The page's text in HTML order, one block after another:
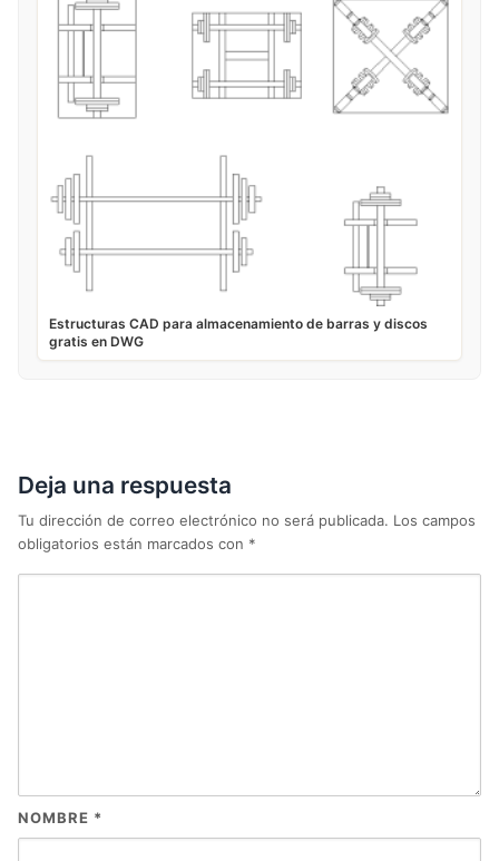
Estructuras CAD para almacenamiento de barras y discos
gratis en DWG
Deja una respuesta
Tu dirección de correo electrónico no será publicada. Los campos
obligatorios están marcados con *
NOMBRE *